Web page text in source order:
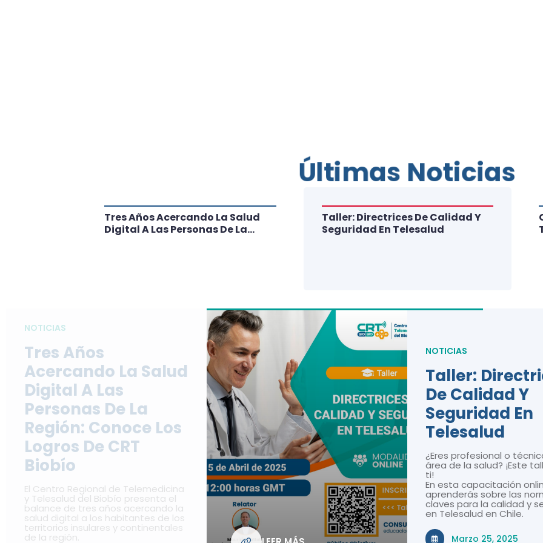
NOTICIAS
Tres Años
Acercando La Salud
Digital A Las
Personas De La
Región: Conoce Los
Logros De CRT
Biobío
El Centro Regional de Telemedicina
y Telesalud del Biobío presenta el
balance de tres años acercando la
salud digital a los habitantes de los
territorios insulares y continentales
de la región.
NOTICIAS
Taller:
De Calidad Y
Seguridad En
Telesalud
¿Eres profesional o
área de la salud? ¡Este
ti!
En esta capacitación
aprenderás sobre las
claves para la calidad y
en Telesalud en Chile.
Marzo 25, 2025
Tres Años Acercando La Salud
Digital A Las Personas De La
Taller: Directrices De Calidad Y
Seguridad En Telesalud
Últimas Noticias